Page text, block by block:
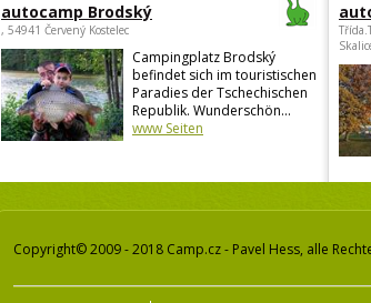
autocamp Brodský
, 54941 Červený Kostelec
Campingplatz Brodský
befindet sich im touristischen
Paradies der Tschechischen
Republik. Wunderschön...
www Seiten
Copyright© 2009 - 2018 Camp.cz - Pavel Hess, alle